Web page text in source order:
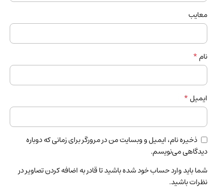
معایب
نام*
ایمیل*
ذخیره نام، ایمیل و وبسایت من در مرورگر برای زمانی که دوباره
دیدگاهی می‌نویسم.
شما باید وارد حساب خود شده باشید تا قادر به اضافه کردن تصاویر در
نظرات باشید.